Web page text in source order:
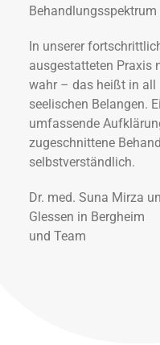
Behandlungsspektrum
In unserer
ausgestatteten Praxis
wahr – das heißt in all
seelischen Belangen.
umfassende
zugeschnittene
selbstverständlich.
Dr. med. Suna Mirza
Glessen in Bergheim
und Team